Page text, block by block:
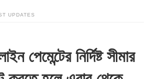
UPDATES
পেমেন্টের নির্দিষ্ট সীমার